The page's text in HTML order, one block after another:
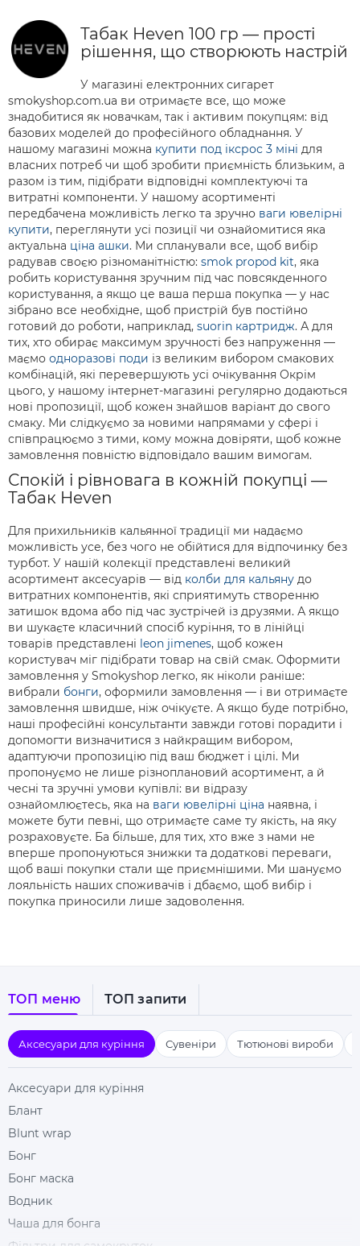
Табак Heven 100 гр — прості
рішення, що створюють настрій
У магазині електронних сигарет
smokyshop.com.ua ви отримаєте все, що може
знадобитися як новачкам, так і активим покупцям: від
базових моделей до професійного обладнання. У
нашому магазині можна купити под іксрос 3 міні для
власних потреб чи щоб зробити приємність близьким, а
разом із тим, підібрати відповідні комплектуючі та
витратні компоненти. У нашому асортименті
передбачена можливість легко та зручно ваги ювелірні
купити, переглянути усі позиції чи ознайомитися яка
актуальна ціна ашки. Ми спланували все, щоб вибір
радував своєю різноманітністю: smok propod kit, яка
робить користування зручним під час повсякденного
користування, а якщо це ваша перша покупка — у нас
зібрано все необхідне, щоб пристрій був постійно
готовий до роботи, наприклад, suorin картридж. А для
тих, хто обирає максимум зручності без напруження —
маємо одноразові поди із великим вибором смакових
комбінацій, які перевершують усі очікування Окрім
цього, у нашому інтернет-магазині регулярно додаються
нові пропозиції, щоб кожен знайшов варіант до свого
смаку. Ми слідкуємо за новими напрямами у сфері і
співпрацюємо з тими, кому можна довіряти, щоб кожне
замовлення повністю відповідало вашим вимогам.
Спокій і рівновага в кожній покупці —
Табак Heven
Для прихильників кальянної традиції ми надаємо
можливість усе, без чого не обійтися для відпочинку без
турбот. У нашій колекції представлені великий
асортимент аксесуарів — від колби для кальяну до
витратних компонентів, які сприятимуть створенню
затишок вдома або під час зустрічей із друзями. А якщо
ви шукаєте класичний спосіб куріння, то в лінійці
товарів представлені leon jimenes, щоб кожен
користувач міг підібрати товар на свій смак. Оформити
замовлення у Smokyshop легко, як ніколи раніше:
вибрали бонги, оформили замовлення — і ви отримаєте
замовлення швидше, ніж очікуєте. А якщо буде потрібно,
наші професійні консультанти завжди готові порадити і
допомогти визначитися з найкращим вибором,
адаптуючи пропозицію під ваш бюджет і цілі. Ми
пропонуємо не лише різноплановий асортимент, а й
чесні та зручні умови купівлі: ви відразу
ознайомлюєтесь, яка на ваги ювелірні ціна наявна, і
можете бути певні, що отримаєте саме ту якість, на яку
розраховуєте. Ба більше, для тих, хто вже з нами не
вперше пропонуються знижки та додаткові переваги,
щоб ваші покупки стали ще приємнішими. Ми шануємо
лояльність наших споживачів і дбаємо, щоб вибір і
покупка приносили лише задоволення.
ТОП меню ТОП запити
Аксесуари для куріння Сувеніри Тютюнові вироби
Аксесуари для куріння
Блант
Blunt wrap
Бонг
Бонг маска
Водник
Чаша для бонга